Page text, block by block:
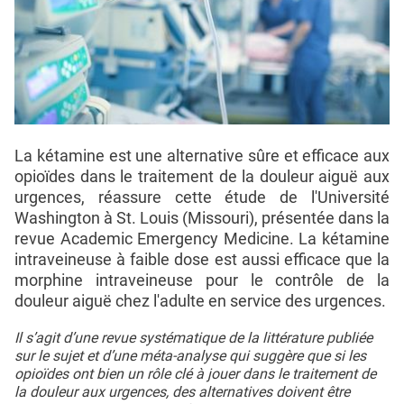
La kétamine est une alternative sûre et efficace aux
opioïdes dans le traitement de la douleur aiguë aux
urgences, réassure cette étude de l'Université
Washington à St. Louis (Missouri), présentée dans la
revue Academic Emergency Medicine. La kétamine
intraveineuse à faible dose est aussi efficace que la
morphine intraveineuse pour le contrôle de la
douleur aiguë chez l'adulte en service des urgences.
Il s’agit d’une revue systématique de la littérature publiée
sur le sujet et d’une méta-analyse qui suggère que si les
opioïdes ont bien un rôle clé à jouer dans le traitement de
la douleur aux urgences, des alternatives doivent être